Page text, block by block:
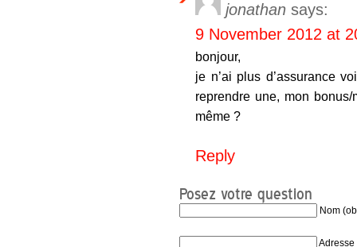
jonathan says:
9 November 2012 at
bonjour,
je n’ai plus d’assurance
reprendre une, mon
même ?
Reply
Posez votre question
Nom